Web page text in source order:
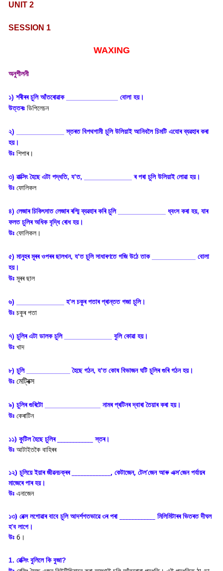
UNIT 2
SESSION 1
WAXING
অনুশীলনী
১) শৰীৰৰ চুলি আঁতৰোৱাক _____________ বোলা হয়।
উত্তৰঃ ডিপিলেচন
২) ____________ স্তৰত বিপথগামী চুলি উলিয়াই আনিবলৈ চিমটি এযোৰ ব্যৱহাৰ কৰা
হয়।
উঃ শিপাৰ।
৩) ৱাক্সিং হৈছে এটা পদ্ধতি, য’ত, ____________ ৰ পৰা চুলি উলিয়াই লোৱা হয়।
উঃ ফোলিকল
৪) লেজাৰ চিকিৎসাত লেজাৰ ৰশ্মি ব্যৱহাৰ কৰি চুলি ____________ ধ্বংস কৰা হয়, যাৰ
ফলত চুলিৰ অধিক বৃদ্ধি ৰোধ হয়।
উঃ ফোলিকল।
৫) মানুহৰ মূৰৰ ওপৰৰ ছালখন, য’ত চুলি সাধাৰণতে গজি উঠে তাক ___________ বোলা
হয়।
উঃ মূৰৰ ছাল
৬) ____________ হ’ল চকুৰ পতাৰ প্ৰান্তত গজা চুলি।
উঃ চকুৰ পতা
৭) চুলিৰ এটা ডালক চুলি ____________ বুলি কোৱা হয়।
উঃ খাদ
৮) চুলি ___________ হৈছে গঠন, য’ত কোষ বিভাজন ঘটি চুলিৰ গুৰি গঠন হয়।
উঃ মেট্ৰিক্স
৯) চুলিৰ গুৰিটো ______________ নামৰ প্ৰটিনৰ দ্বাৰা তৈয়াৰ কৰা হয়।
উঃ কেৰাটিন
১১) কুটিল হৈছে চুলিৰ ____________ স্তৰ।
উঃ আটাইতকৈ বাহিৰৰ
১২) চুলিয়ে ইয়াৰ জীৱনচক্ৰৰ _____________, কেটাজেন, টেল’জেন আৰু এক্স’জেন পৰ্যায়ৰ
মাজেৰে পাৰ হয়।
উঃ এনাজেন
১৩) ৱেক্স লগোৱাৰ বাবে চুলি আদৰ্শগতভাৱে ৩ৰ পৰা ____________ মিলিমিটাৰৰ ভিতৰত দীঘল
হ’ব লাগে।
উঃ 6।
1. ৱেক্সিং বুলিলে কি বুজা?